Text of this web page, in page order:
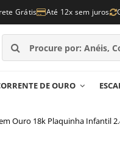
Grátis Até 12x sem juros
DE OURO
Ouro 18k Plaquinha Infantil